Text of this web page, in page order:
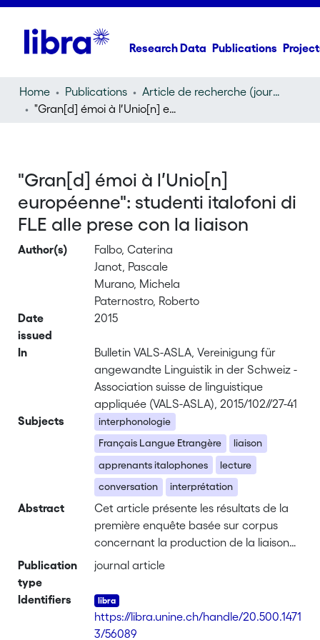
Research Data Publications
Home Publications
Article de recherche (journal article)
"Gran[d] émoi à l′Unio[n] européenne": studenti italofoni di FLE alle prese con la liaison
"Gran[d] émoi à l′Unio[n]
européenne": studenti italofoni di
FLE alle prese con la liaison
Author(s)
Falbo, Caterina
Janot, Pascale
Murano, Michela
Paternostro, Roberto
Date
issued
2015
In
Bulletin VALS-ASLA, Vereinigung für
angewandte Linguistik in der Schweiz -
Association suisse de linguistique
appliquée (VALS-ASLA), 2015/102//27-41
Subjects
interphonologie
Français Langue Etrangère
liaison
apprenants italophones
lecture
conversation
interprétation
Abstract
Cet article présente les résultats de la
première enquête basée sur corpus
concernant la production de la liaison
de la part d'apprenants italophones de
IPFC dans les Universités de Milan
(étudiants débutants) et Trieste
(étudiants avancés). Nous y prenons en
Publication
type
journal article
Identifiers
https://libra.unine.ch/handle/20.500.1471
3/56089